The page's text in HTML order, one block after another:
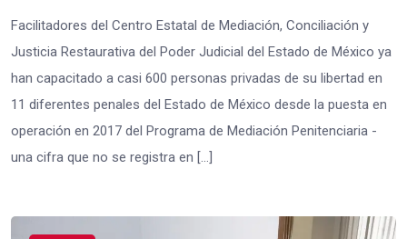
Facilitadores del Centro Estatal de Mediación, Conciliación y
Justicia Restaurativa del Poder Judicial del Estado de México ya
han capacitado a casi 600 personas privadas de su libertad en
11 diferentes penales del Estado de México desde la puesta en
operación en 2017 del Programa de Mediación Penitenciaria -
una cifra que no se registra en […]